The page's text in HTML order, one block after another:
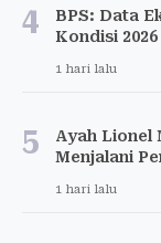
4
BPS: Data
Kondisi 2026
1 hari lalu
5
Ayah Lionel
Menjalani
1 hari lalu